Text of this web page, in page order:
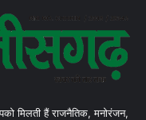
मिलती हैं राजनैतिक, मनोरंजन,